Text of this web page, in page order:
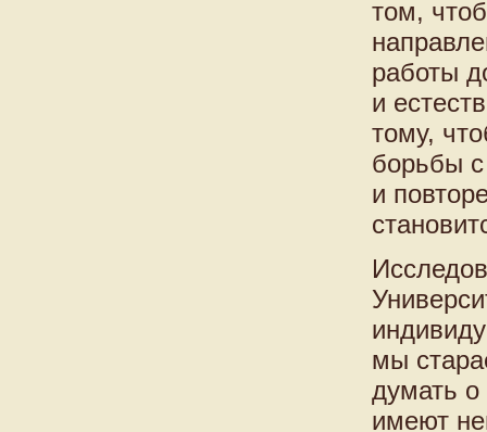
том,
работы
и
тому,
борьбы
и
мы
думать о
имеют